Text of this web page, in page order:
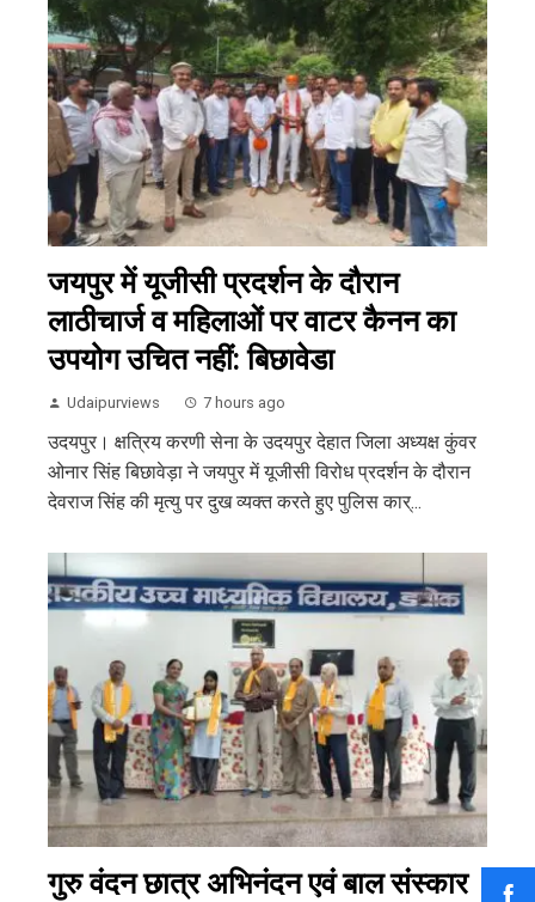
जयपुर में यूजीसी प्रदर्शन के दौरान
लाठीचार्ज व महिलाओं पर वाटर कैनन का
उपयोग उचित नहीं: बिछावेडा
Udaipurviews 7 hours ago
उदयपुर। क्षत्रिय करणी सेना के उदयपुर देहात जिला अध्यक्ष कुंवर
ओनार सिंह बिछावेड़ा ने जयपुर में यूजीसी विरोध प्रदर्शन के दौरान
देवराज सिंह की मृत्यु पर दुख व्यक्त करते हुए पुलिस कार्...
गुरु वंदन छात्र अभिनंदन एवं बाल संस्कार